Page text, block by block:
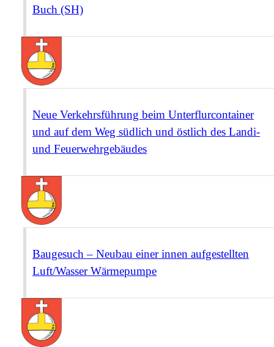
Buch (SH)
Neue Verkehrsführung beim Unterflurcontainer
und auf dem Weg südlich und östlich des Landi-
und Feuerwehrgebäudes
Baugesuch – Neubau einer innen aufgestellten
Luft/Wasser Wärmepumpe